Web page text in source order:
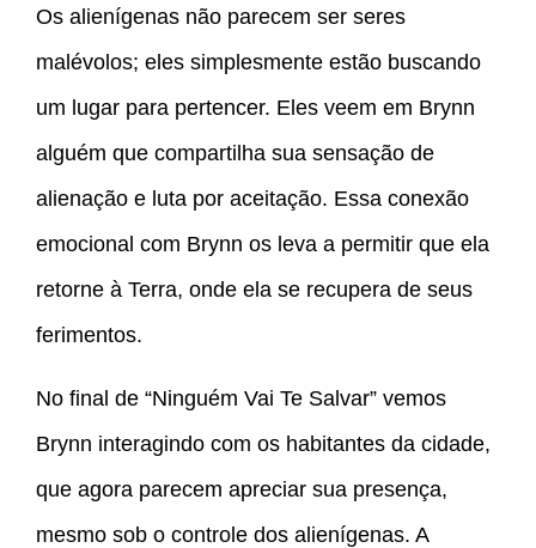
Os alienígenas não parecem ser seres
malévolos; eles simplesmente estão buscando
um lugar para pertencer. Eles veem em Brynn
alguém que compartilha sua sensação de
alienação e luta por aceitação. Essa conexão
emocional com Brynn os leva a permitir que ela
retorne à Terra, onde ela se recupera de seus
ferimentos.
No final de “Ninguém Vai Te Salvar” vemos
Brynn interagindo com os habitantes da cidade,
que agora parecem apreciar sua presença,
mesmo sob o controle dos alienígenas. A